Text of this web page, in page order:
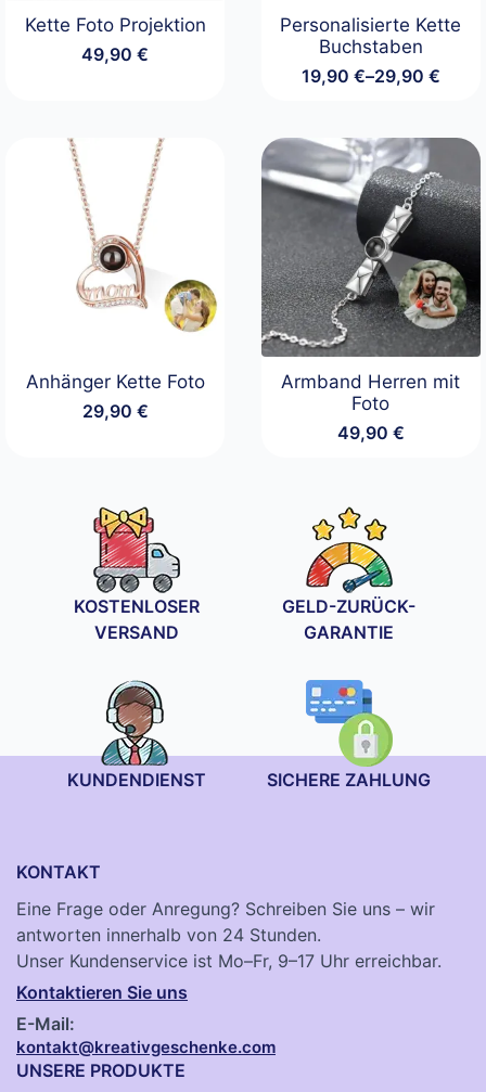
Kette Foto Projektion
49,90€
Personalisierte Kette
Buchstaben
19,90 €–29,90 €
Preisspanne:
29,90 €
Anhänger Kette Foto
29,90 €
Armband Herren mit
Foto
49,90 €
KOSTENLOSER
VERSAND
GELD-ZURÜCK-
GARANTIE
KUNDENDIENST SICHERE ZAHLUNG
KONTAKT
Eine Frage oder Anregung? Schreiben Sie uns – wir
antworten innerhalb von 24 Stunden.
Unser Kundenservice ist Mo–Fr, 9–17 Uhr erreichbar.
Kontaktieren Sie uns
E-Mail:
kontakt@kreativgeschenke.com
UNSERE PRODUKTE